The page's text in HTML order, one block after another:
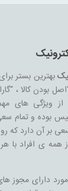
بهترین بستر
بودن کالا ،
از ویژگی های
بوده و تمام
بر آن دارد که
همه ی افراد با
دارای مجوز